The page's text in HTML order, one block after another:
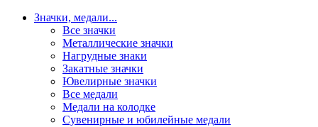
Значки, медали...
Все значки
Металлические значки
Нагрудные знаки
Закатные значки
Ювелирные значки
Все медали
Медали на колодке
Сувенирные и юбилейные медали